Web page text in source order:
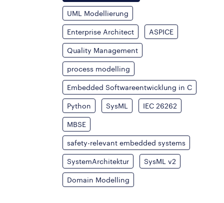
UML Modellierung
Enterprise Architect ASPICE
Quality Management
process modelling
Embedded Softwareentwicklung in C
Python SysML IEC 26262
MBSE
safety-relevant embedded systems
SystemArchitektur SysML v2
Domain Modelling